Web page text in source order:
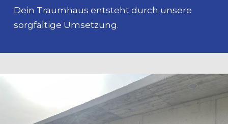
Dein Traumhaus entsteht durch unsere
sorgfältige Umsetzung.